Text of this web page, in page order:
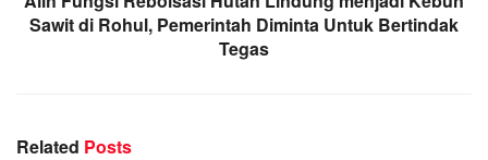
Sawit di Rohul, Pemerintah Diminta Untuk Bertindak
Tegas
Related Posts